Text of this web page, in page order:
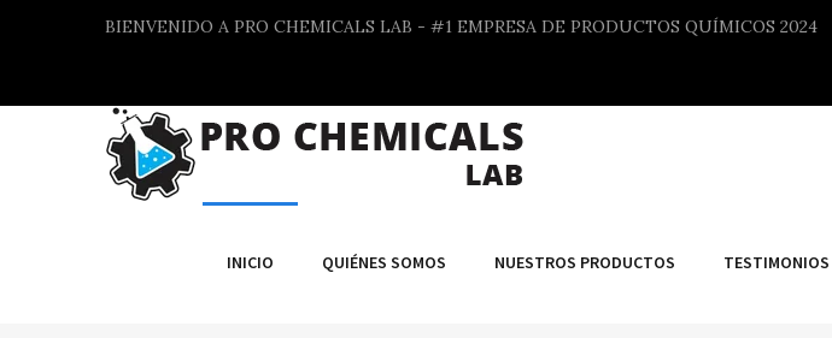
BIENVENIDO A PRO CHEMICALS LAB - #1 EMPRESA DE PRODUCTOS QUÍMICOS 2024
INICIO QUIÉNES SOMOS NUESTROS PRODUCTOS TESTIMONIOS